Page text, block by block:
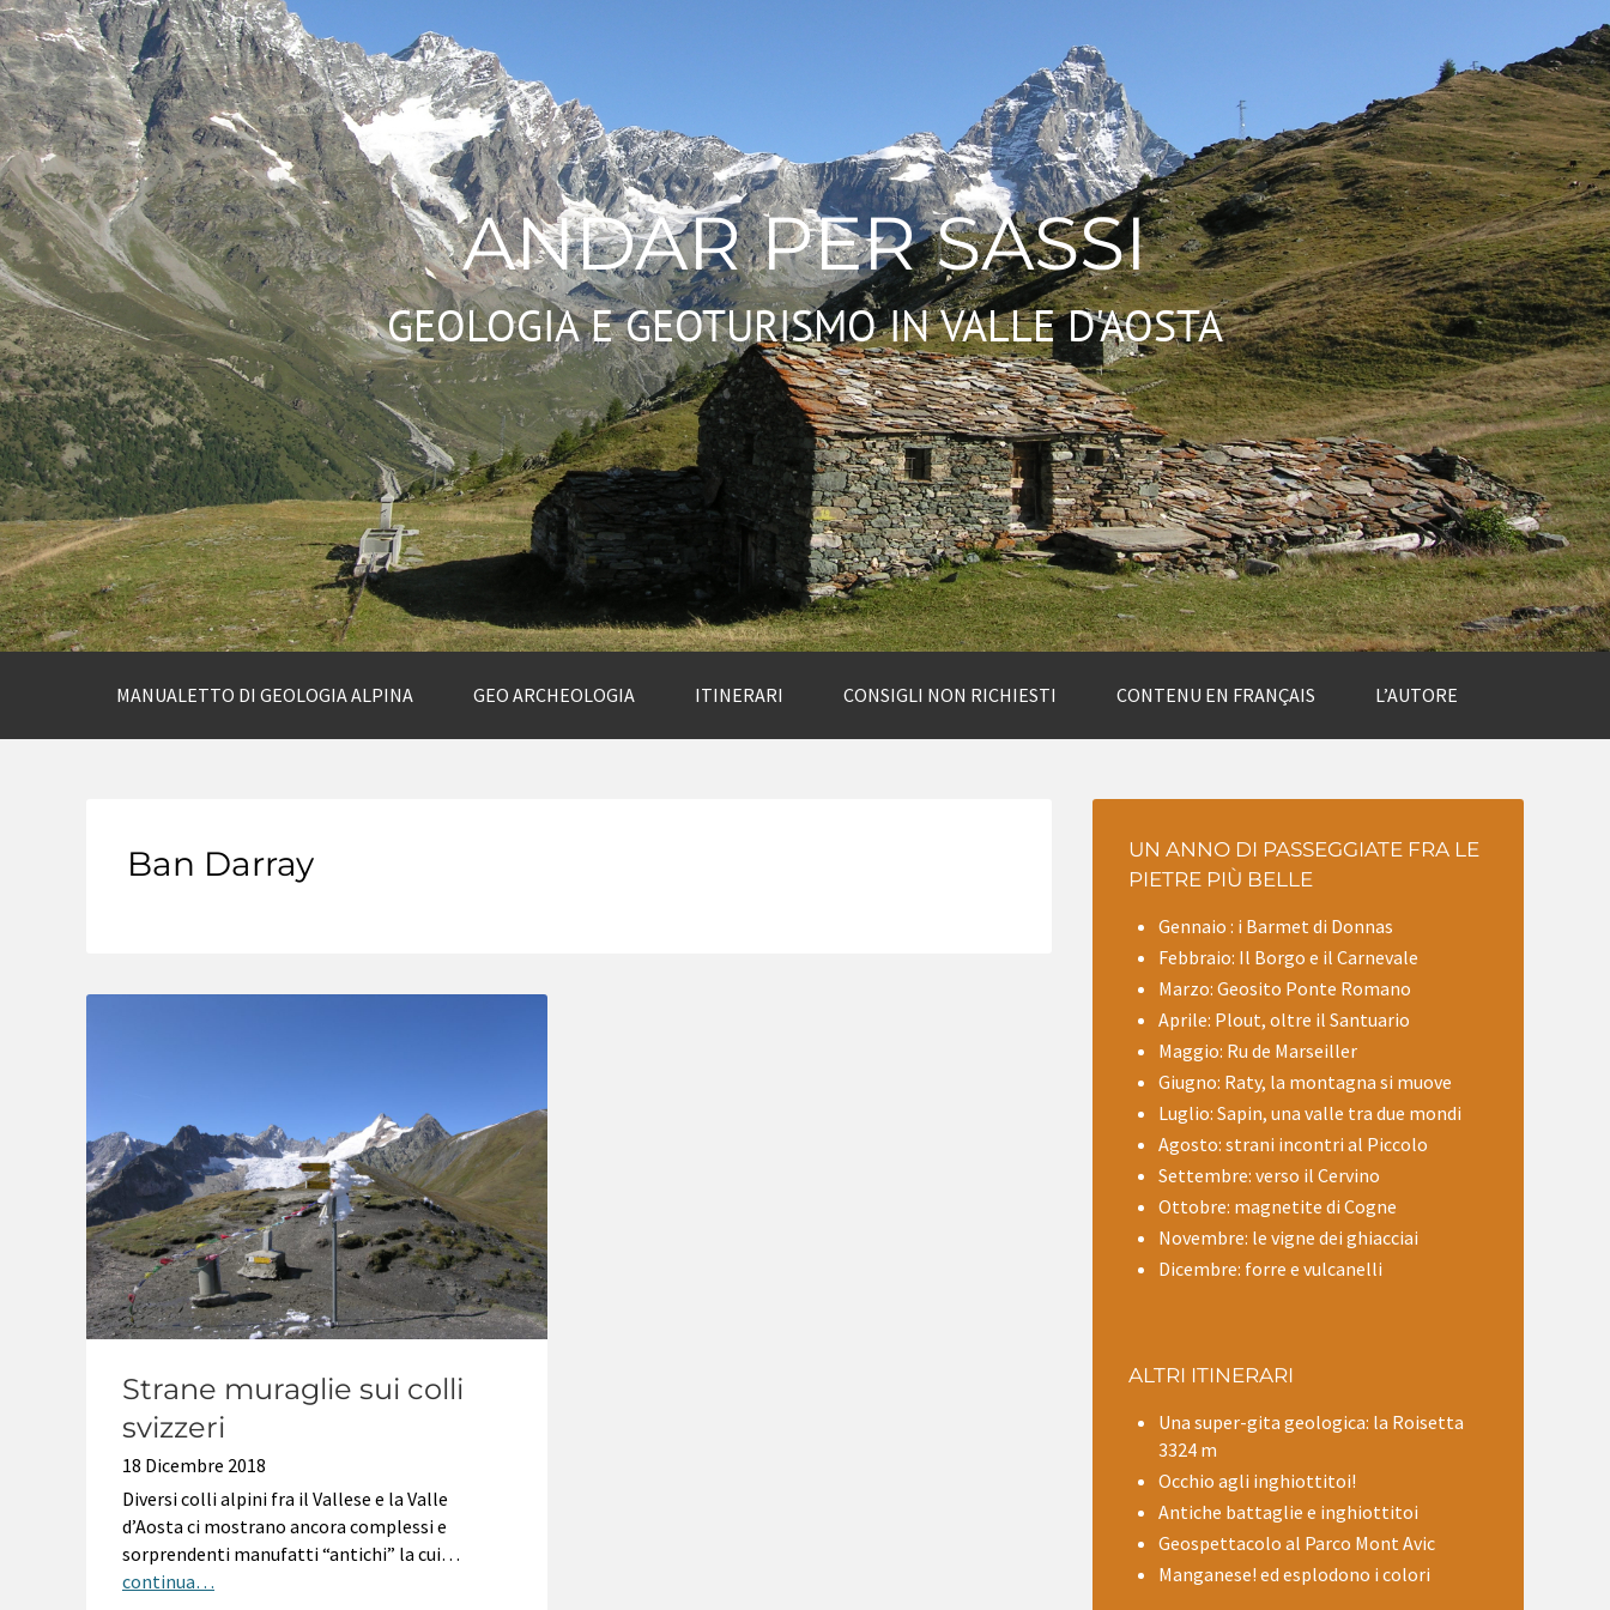
ANDAR PER SASSI
GEOLOGIA E GEOTURISMO IN VALLE D'AOSTA
MANUALETTO DI GEOLOGIA ALPINA GEO ARCHEOLOGIA ITINERARI CONSIGLI NON RICHIESTI CONTENU EN FRANÇAIS L’AUTORE
Ban Darray
Strane muraglie sui colli
svizzeri
18 Dicembre 2018
Diversi colli alpini fra il Vallese e la Valle
d’Aosta ci mostrano ancora complessi e
sorprendenti manufatti “antichi” la cui…
continua…
UN ANNO DI PASSEGGIATE FRA LE
PIETRE PIÙ BELLE
Gennaio : i Barmet di Donnas
Febbraio: Il Borgo e il Carnevale
Marzo: Geosito Ponte Romano
Aprile: Plout, oltre il Santuario
Maggio: Ru de Marseiller
Giugno: Raty, la montagna si muove
Luglio: Sapin, una valle tra due mondi
Agosto: strani incontri al Piccolo
Settembre: verso il Cervino
Ottobre: magnetite di Cogne
Novembre: le vigne dei ghiacciai
Dicembre: forre e vulcanelli
ALTRI ITINERARI
Una super-gita geologica: la Roisetta
3324 m
Occhio agli inghiottitoi!
Antiche battaglie e inghiottitoi
Geospettacolo al Parco Mont Avic
Manganese! ed esplodono i colori